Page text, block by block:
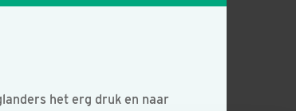
het erg druk en naar